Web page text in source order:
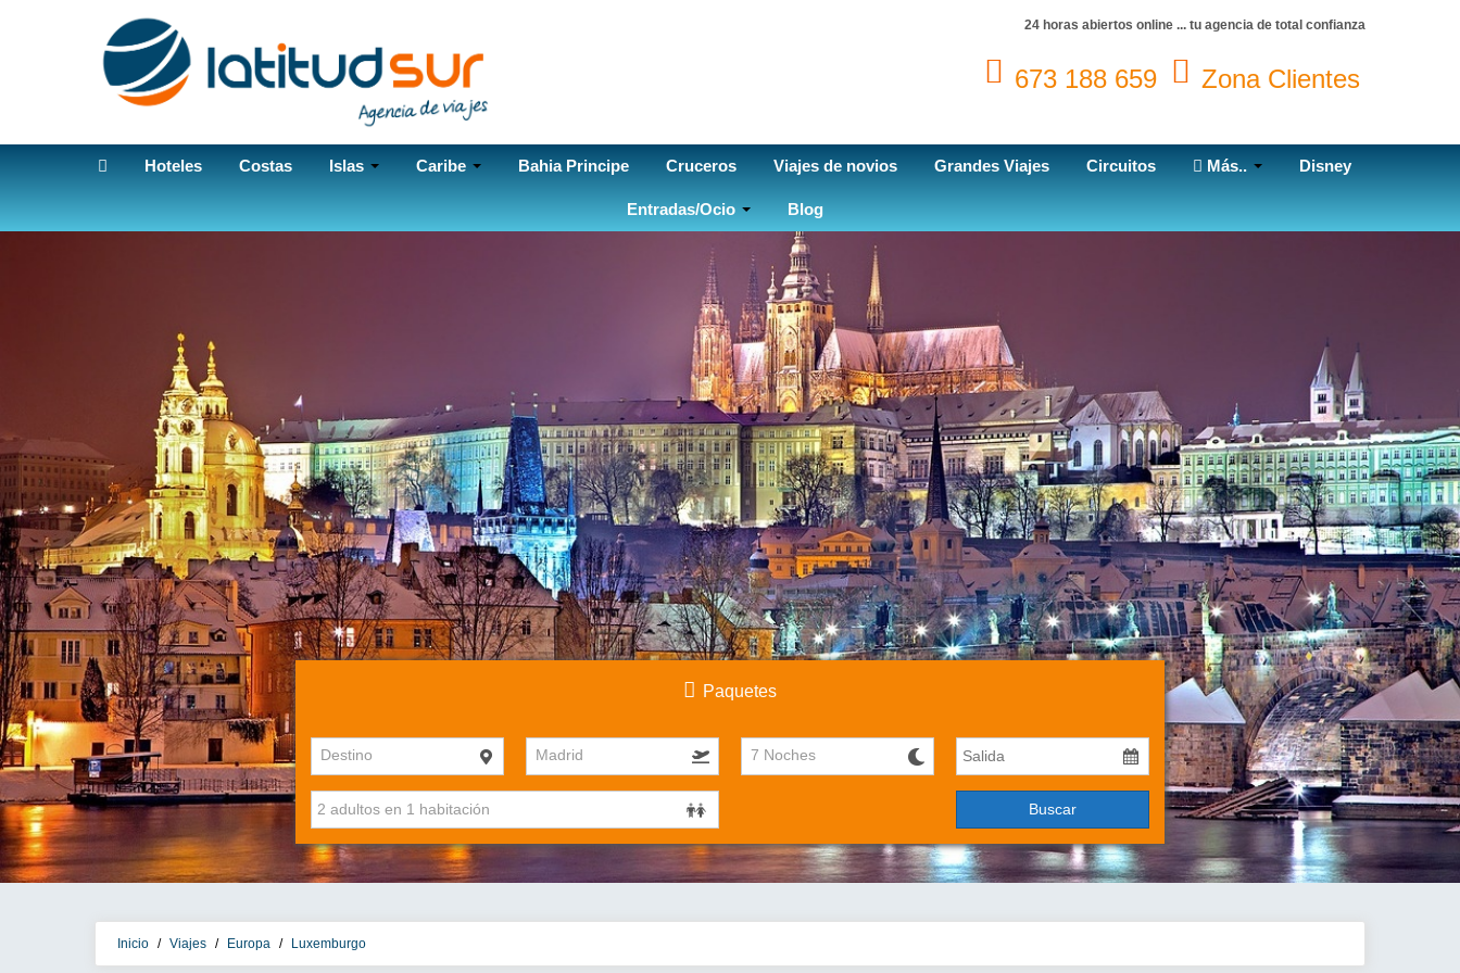
24 horas abiertos online ... tu agencia de total confianza
673 188 659 Zona Clientes
Hoteles Costas Islas Caribe Bahia Principe Cruceros Viajes de novios Grandes Viajes Circuitos Más.. Disney
Entradas/Ocio Blog
Paquetes
Destino Madrid 7 Noches
Buscar
Inicio / Viajes / Europa / Luxemburgo